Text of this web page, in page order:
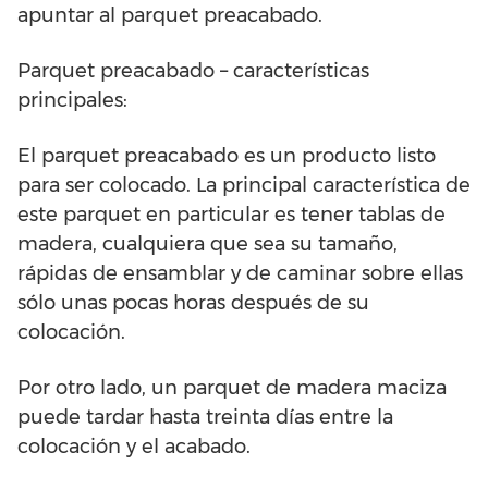
apuntar al parquet preacabado.
Parquet preacabado – características
principales:
El parquet preacabado es un producto listo
para ser colocado. La principal característica de
este parquet en particular es tener tablas de
madera, cualquiera que sea su tamaño,
rápidas de ensamblar y de caminar sobre ellas
sólo unas pocas horas después de su
colocación.
Por otro lado, un parquet de madera maciza
puede tardar hasta treinta días entre la
colocación y el acabado.